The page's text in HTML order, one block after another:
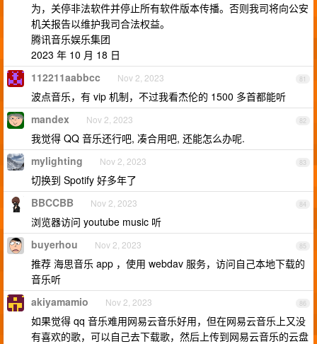
为，关停非法软件并停止所有软件版本传播。否则我司将向公安
机关报告以维护我司合法权益。
腾讯音乐娱乐集团
2023 年 10 月 18 日
81
112211aabbcc Nov 2, 2023
波点音乐，有 vip 机制，不过我看杰伦的 1500 多首都能听
82
mandex Nov 2, 2023
我觉得 QQ 音乐还行吧, 凑合用吧, 还能怎么办呢.
83
mylighting Nov 2, 2023
切换到 Spotify 好多年了
84
BBCCBB Nov 2, 2023
浏览器访问 youtube music 听
85
buyerhou Nov 2, 2023
推荐 海思音乐 app ，使用 webdav 服务，访问自己本地下载的
音乐听
86
akiyamamio Nov 2, 2023
如果觉得 qq 音乐难用网易云音乐好用，但在网易云音乐上又没
有喜欢的歌，可以自己去下载歌，然后上传到网易云音乐的云盘